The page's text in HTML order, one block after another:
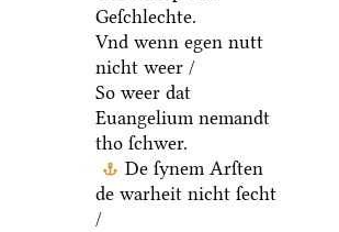
Geſchlechte.
Vnd wenn egen nutt
nicht weer /
So weer dat
Euangelium nemandt
tho ſchwer.
De ſynem Arſten
de warheit nicht ſecht
/